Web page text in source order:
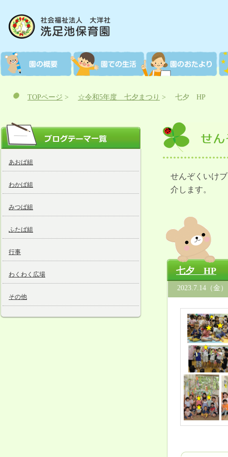
TOPページ > ☆令和5年度 七夕まつり > 七夕 HP
せんぞくいけ
介します。
七夕 HP
2023.7.14（金）
あおば組
わかば組
みつば組
ふたば組
行事
わくわく広場
その他